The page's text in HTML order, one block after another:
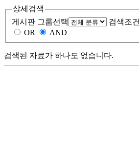
상세검색
게시판 그룹선택
검색조건
OR
AND
검색된 자료가 하나도 없습니다.